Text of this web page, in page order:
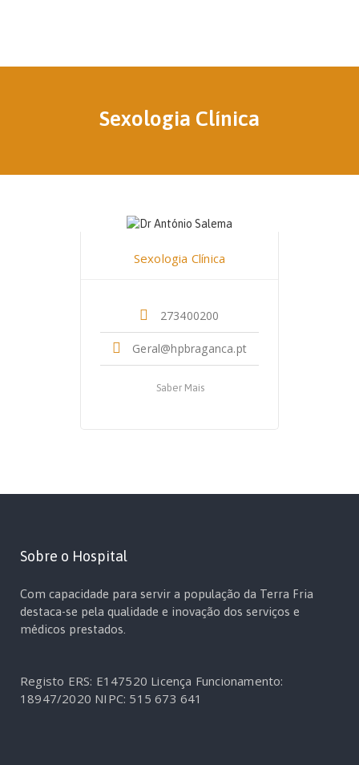
Sexologia Clínica
Sexologia Clínica
273400200
Geral@hpbraganca.pt
Saber Mais
Sobre o Hospital
Com capacidade para servir a população da Terra Fria
destaca-se pela qualidade e inovação dos serviços e
médicos prestados.
Registo ERS: E147520 Licença Funcionamento:
18947/2020 NIPC: 515 673 641